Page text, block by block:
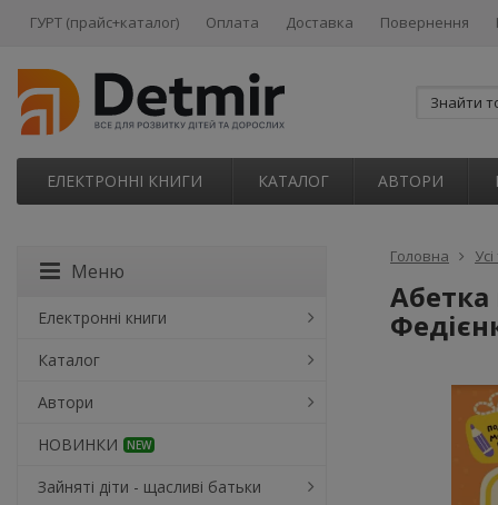
ГУРТ (прайс+каталог) Оплата Доставка Повернення
ЕЛЕКТРОННІ КНИГИ КАТАЛОГ АВТОРИ
Головна
Абетка
Меню
Електронні книги
Каталог
Автори
НОВИНКИ
NEW
Зайняті діти - щасливі батьки